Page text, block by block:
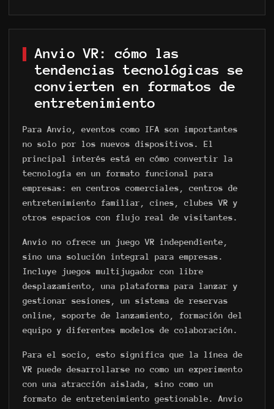
Anvio VR: cómo las
tendencias tecnológicas se
convierten en formatos de
entretenimiento
Para Anvio, eventos como IFA son importantes
no solo por los nuevos dispositivos. El
principal interés está en cómo convertir la
tecnología en un formato funcional para
empresas: en centros comerciales, centros de
entretenimiento familiar, cines, clubes VR y
otros espacios con flujo real de visitantes.
Anvio no ofrece un juego VR independiente,
sino una solución integral para empresas.
Incluye juegos multijugador con libre
desplazamiento, una plataforma para lanzar y
gestionar sesiones, un sistema de reservas
online, soporte de lanzamiento, formación del
equipo y diferentes modelos de colaboración.
Para el socio, esto significa que la línea de
VR puede desarrollarse no como un experimento
con una atracción aislada, sino como un
formato de entretenimiento gestionable. Anvio